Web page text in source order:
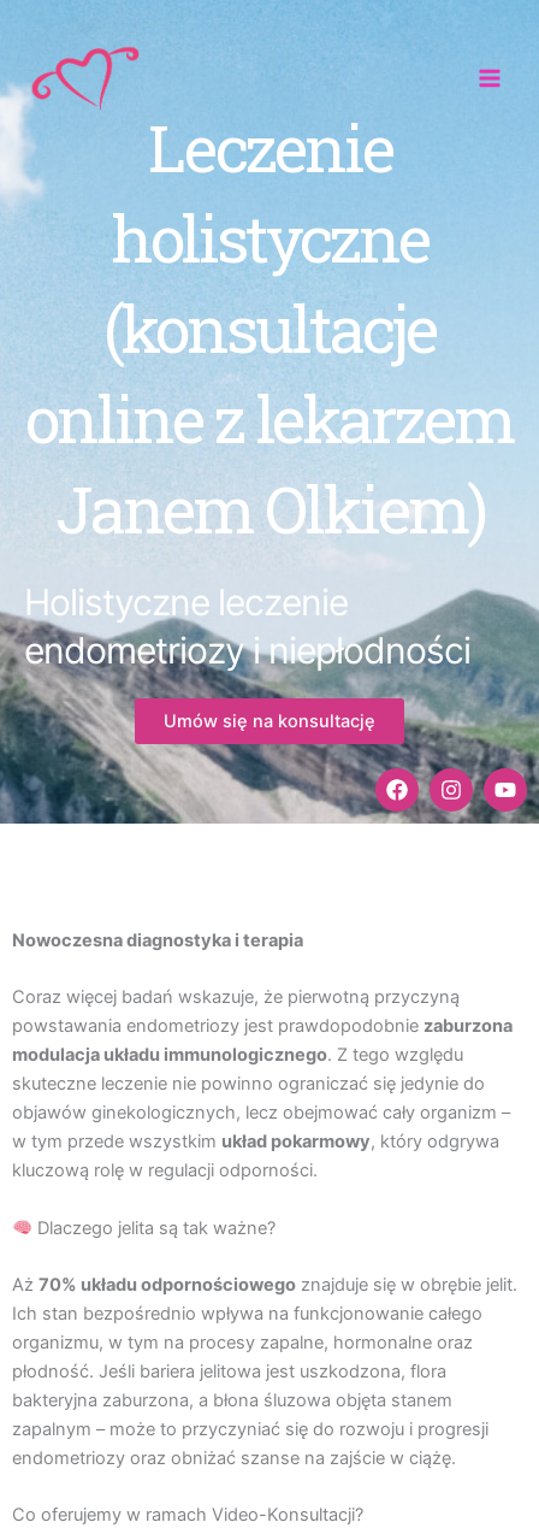
treści
Leczenie
holistyczne
(konsultacje
online z lekarzem
Janem Olkiem)
Holistyczne leczenie
endometriozy i niepłodności
Umów się na konsultację
F
a
c
I
n
s
Y
o
u
Nowoczesna diagnostyka i terapia
Coraz więcej badań wskazuje, że pierwotną przyczyną
powstawania endometriozy jest prawdopodobnie zaburzona
modulacja układu immunologicznego. Z tego względu
skuteczne leczenie nie powinno ograniczać się jedynie do
objawów ginekologicznych, lecz obejmować cały organizm –
w tym przede wszystkim układ pokarmowy, który odgrywa
kluczową rolę w regulacji odporności.
Dlaczego jelita są tak ważne?
Aż 70% układu odpornościowego znajduje się w obrębie jelit.
Ich stan bezpośrednio wpływa na funkcjonowanie całego
organizmu, w tym na procesy zapalne, hormonalne oraz
płodność. Jeśli bariera jelitowa jest uszkodzona, flora
bakteryjna zaburzona, a błona śluzowa objęta stanem
zapalnym – może to przyczyniać się do rozwoju i progresji
endometriozy oraz obniżać szanse na zajście w ciążę.
Co oferujemy w ramach Video-Konsultacji?